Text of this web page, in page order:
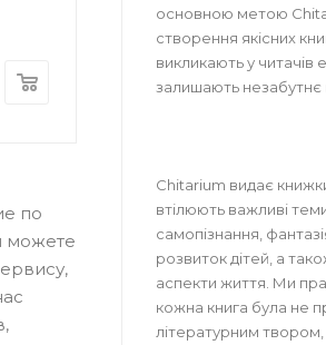
В наличии
грн
по
можете
основною метою
створення якісних
викликають у читачів
залишають незабутнє
Chitarium видає
втілюють важливі
самопізнання,
розвиток дітей, а
аспекти життя. Ми
кожна книга була не
літературним твором,